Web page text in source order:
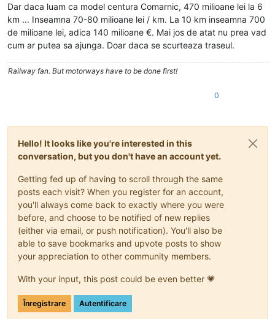
Dar daca luam ca model centura Comarnic, 470 milioane lei la 6
km ... Inseamna 70-80 milioane lei / km. La 10 km inseamna 700
de milioane lei, adica 140 milioane €. Mai jos de atat nu prea vad
cum ar putea sa ajunga. Doar daca se scurteaza traseul.
Railway fan. But motorways have to be done first!
0
Hello! It looks like you're interested in this
conversation, but you don't have an account yet.
Getting fed up of having to scroll through the same
posts each visit? When you register for an account,
you'll always come back to exactly where you were
before, and choose to be notified of new replies
(either via email, or push notification). You'll also be
able to save bookmarks and upvote posts to show
your appreciation to other community members.
With your input, this post could be even better 💗
Înregistrare Autentificare